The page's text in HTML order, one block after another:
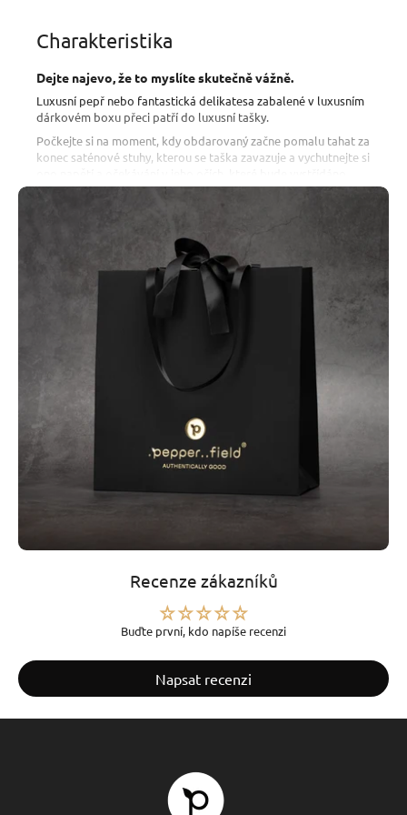
Charakteristika
Dejte najevo, že to myslíte skutečně vážně.
Luxusní pepř nebo fantastická delikatesa zabalené v luxusním
dárkovém boxu přeci patří do luxusní tašky.
Počkejte si na moment, kdy obdarovaný začne pomalu tahat za
konec saténové stuhy, kterou se taška zavazuje a vychutnejte si
radostí. Slibujeme, že bude veliká, nehledě na to, jakou
Rozměr: 22,8 (výška) x 21,9 (délka) x 8,9 (šířka) cm
Recenze zákazníků
Buďte první, kdo napíše recenzi
Napsat recenzi